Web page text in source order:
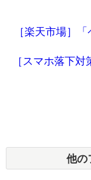
［楽天市場］
［スマホ落下
他の